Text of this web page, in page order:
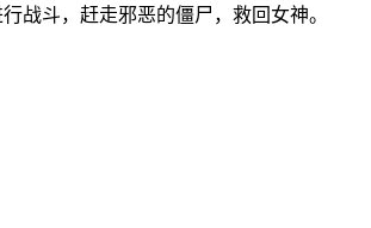
斗，赶走邪恶的僵尸，救回女神。